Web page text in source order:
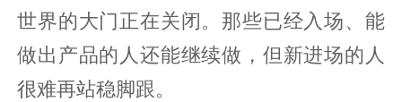
世界的大门正在关闭。那些已经入场、能
做出产品的人还能继续做，但新进场的人
很难再站稳脚跟。